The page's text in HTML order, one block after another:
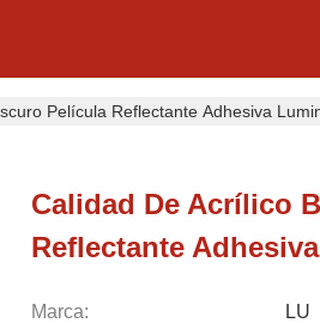
Película Reflectante Adhesiva
Calidad De Acrílico
Reflectante
Marca: LU